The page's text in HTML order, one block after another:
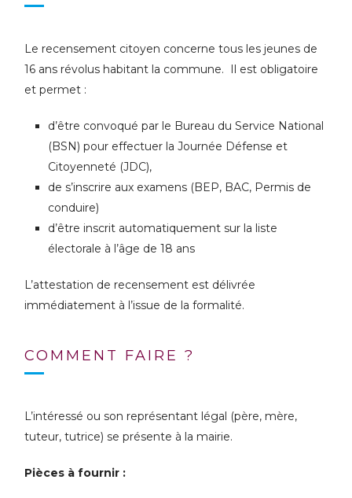
Le recensement citoyen concerne tous les jeunes de
16 ans révolus habitant la commune. Il est obligatoire
et permet :
d’être convoqué par le Bureau du Service National
(BSN) pour effectuer la Journée Défense et
Citoyenneté (JDC),
de s’inscrire aux examens (BEP, BAC, Permis de
conduire)
d’être inscrit automatiquement sur la liste
électorale à l’âge de 18 ans
L’attestation de recensement est délivrée
immédiatement à l’issue de la formalité.
COMMENT FAIRE ?
L’intéressé ou son représentant légal (père, mère,
tuteur, tutrice) se présente à la mairie.
Pièces à fournir :